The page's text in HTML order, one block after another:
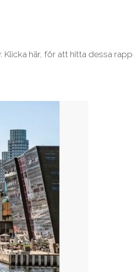
Klicka här, för att hitta dessa